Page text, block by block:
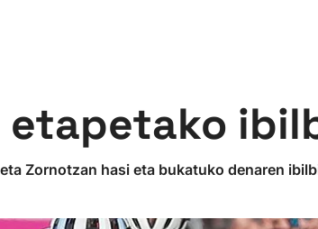
etapetako
Zornotzan hasi eta bukatuko denaren